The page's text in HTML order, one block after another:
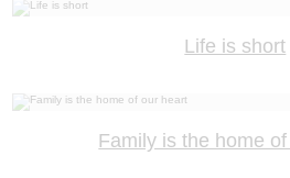
Life is short
Family is the home